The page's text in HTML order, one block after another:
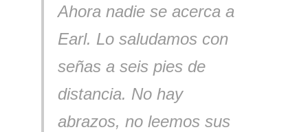
Ahora nadie se acerca a
Earl. Lo saludamos con
señas a seis pies de
distancia. No hay
abrazos, no leemos sus